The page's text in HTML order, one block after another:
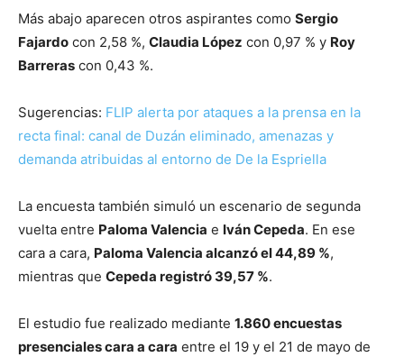
Más abajo aparecen otros aspirantes como Sergio
Fajardo con 2,58 %, Claudia López con 0,97 % y Roy
Barreras con 0,43 %.
Sugerencias: FLIP alerta por ataques a la prensa en la
recta final: canal de Duzán eliminado, amenazas y
demanda atribuidas al entorno de De la Espriella
La encuesta también simuló un escenario de segunda
vuelta entre Paloma Valencia e Iván Cepeda. En ese
cara a cara, Paloma Valencia alcanzó el 44,89 %,
mientras que Cepeda registró 39,57 %.
El estudio fue realizado mediante 1.860 encuestas
presenciales cara a cara entre el 19 y el 21 de mayo de